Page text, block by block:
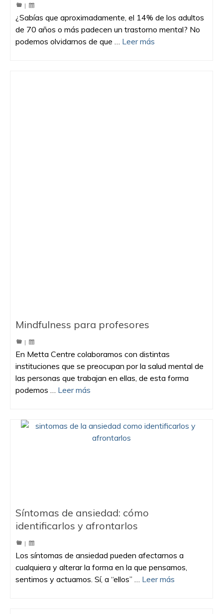
|
¿Sabías que aproximadamente, el 14% de los adultos
de 70 años o más padecen un trastorno mental? No
podemos olvidarnos de que … Leer más
Mindfulness para profesores
|
En Metta Centre colaboramos con distintas
instituciones que se preocupan por la salud mental de
las personas que trabajan en ellas, de esta forma
podemos … Leer más
Síntomas de ansiedad: cómo
identificarlos y afrontarlos
|
Los síntomas de ansiedad pueden afectarnos a
cualquiera y alterar la forma en la que pensamos,
sentimos y actuamos. Sí, a “ellos” … Leer más